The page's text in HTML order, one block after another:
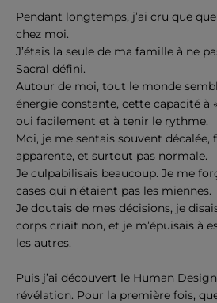
Pendant longtemps, j’ai cru que
chez moi.
J’étais la seule de ma famille à ne
Sacral défini.
Autour de moi, tout le monde
énergie constante, cette capacité à
oui facilement et à tenir le rythme.
Moi, je me sentais souvent décalée,
apparente, et surtout pas normale.
Je culpabilisais beaucoup. Je me
cases qui n’étaient pas les miennes.
Je doutais de mes décisions, je
corps criait non, et je m’épuisais à
les autres.
Puis j’ai découvert le Human Design
révélation. Pour la première fois,